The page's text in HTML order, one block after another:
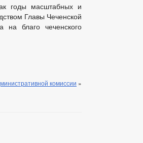
годы масштабных и
Главы Чеченской
на благо чеченского
комиссии »